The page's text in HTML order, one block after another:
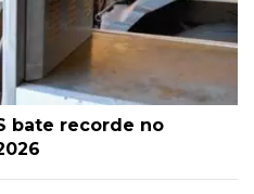
bate recorde no